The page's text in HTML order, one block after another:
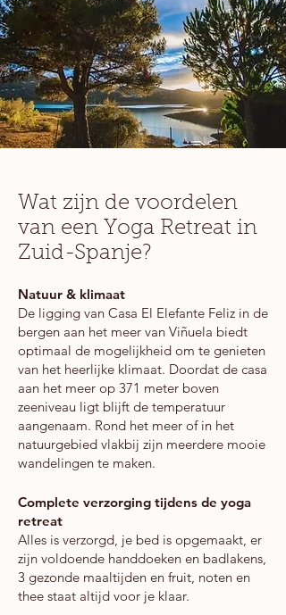
Wat zijn de voordelen
van een Yoga Retreat in
Zuid-Spanje?
Natuur & klimaat
De ligging van Casa El Elefante Feliz in de
bergen aan het meer van Viñuela biedt
optimaal de mogelijkheid om te genieten
van het heerlijke klimaat. Doordat de casa
aan het meer op 371 meter boven
zeeniveau ligt blijft de temperatuur
aangenaam. Rond het meer of in het
natuurgebied vlakbij zijn meerdere mooie
wandelingen te maken.
Complete verzorging tijdens de yoga
retreat
Alles is verzorgd, je bed is opgemaakt, er
zijn voldoende handdoeken en badlakens,
3 gezonde maaltijden en fruit, noten en
thee staat altijd voor je klaar.